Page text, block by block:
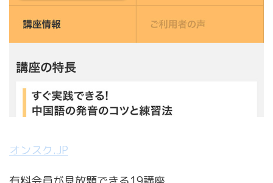
オンスク.JP